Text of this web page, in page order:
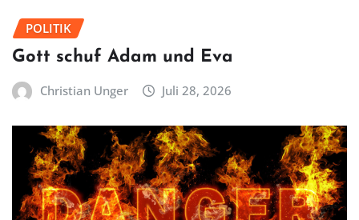
POLITIK
Gott schuf Adam und Eva
Christian Unger Juli 28, 2026